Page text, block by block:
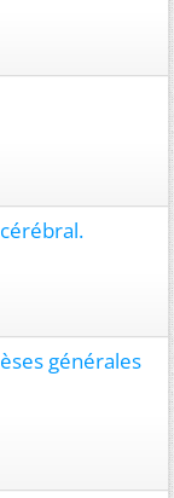
générales